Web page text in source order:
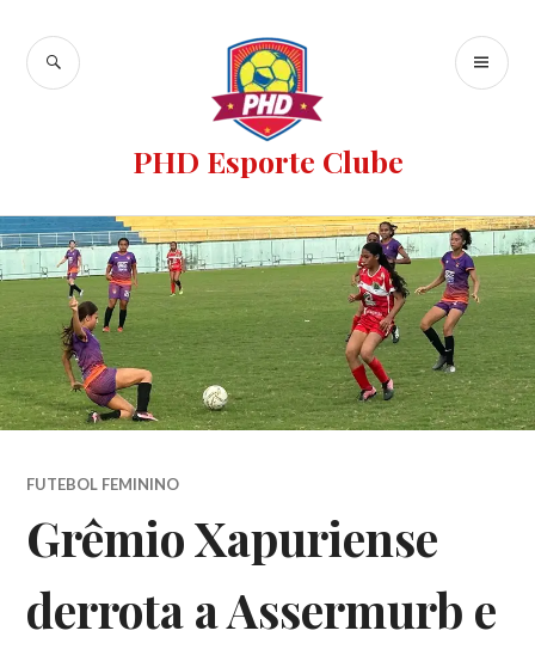
PHD Esporte Clube
FUTEBOL FEMININO
Grêmio Xapuriense
derrota a Assermurb e